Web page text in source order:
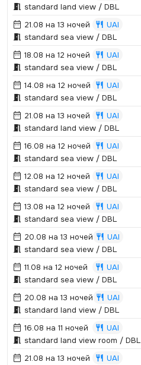
standard land view / DBL
21.08 на 13 ночей
UAI
standard sea view / DBL
18.08 на 12 ночей
UAI
standard sea view / DBL
14.08 на 12 ночей
UAI
standard sea view / DBL
21.08 на 13 ночей
UAI
standard land view / DBL
16.08 на 12 ночей
UAI
standard sea view / DBL
12.08 на 12 ночей
UAI
standard sea view / DBL
13.08 на 12 ночей
UAI
standard sea view / DBL
20.08 на 13 ночей
UAI
standard sea view / DBL
11.08 на 12 ночей
UAI
standard sea view / DBL
20.08 на 13 ночей
UAI
standard land view / DBL
16.08 на 11 ночей
UAI
standard land view room / DBL
21.08 на 13 ночей
UAI